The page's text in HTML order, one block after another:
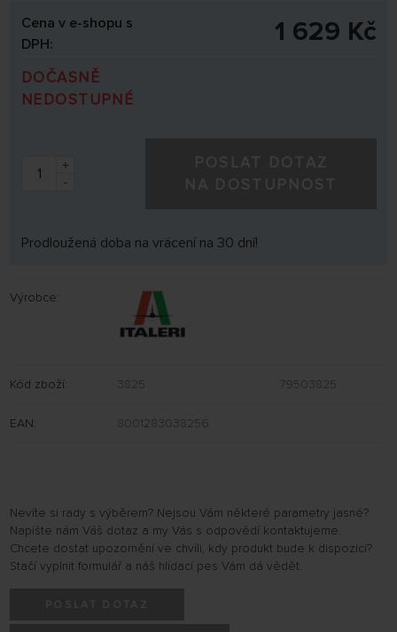
Cena v e-shopu s
DPH:
1 629 Kč
DOČASNĚ
NEDOSTUPNÉ
+
-
Prodloužená doba na vrácení na 30 dní!
Výrobce:
Kód zboží: 3825 79503825
EAN: 8001283038256
Nevíte si rady s výběrem? Nejsou Vám některé parametry jasné?
Napište nám Váš dotaz a my Vás s odpovědí kontaktujeme.
Chcete dostat upozornění ve chvíli, kdy produkt bude k dispozici?
Stačí vyplnit formulář a náš hlídací pes Vám dá vědět.